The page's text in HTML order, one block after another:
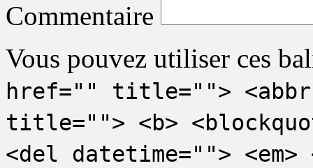
Commentaire
Vous pouvez utiliser ces
href="" title="">
title=""> <b>
<del datetime="">